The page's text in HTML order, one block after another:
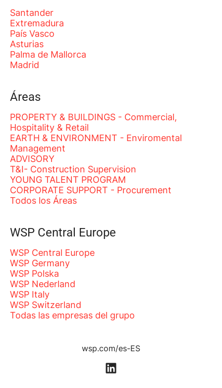
Santander
Extremadura
País Vasco
Asturias
Palma de Mallorca
Madrid
Áreas
PROPERTY & BUILDINGS - Commercial,
Hospitality & Retail
EARTH & ENVIRONMENT - Enviromental
Management
ADVISORY
T&I- Construction Supervision
YOUNG TALENT PROGRAM
CORPORATE SUPPORT - Procurement
Todos los Áreas
WSP Central Europe
WSP Central Europe
WSP Germany
WSP Polska
WSP Nederland
WSP Italy
WSP Switzerland
Todas las empresas del grupo
wsp.com/es-ES